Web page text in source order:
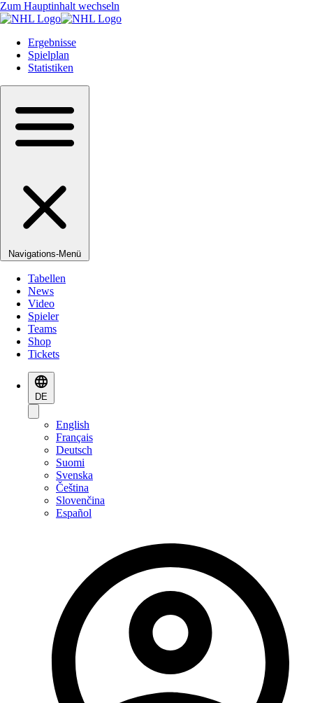
Zum Hauptinhalt wechseln
Ergebnisse
Spielplan
Statistiken
Navigations-Menü
Tabellen
News
Video
Spieler
Teams
Shop
Tickets
DE
English
Français
Deutsch
Suomi
Svenska
Čeština
Slovenčina
Español